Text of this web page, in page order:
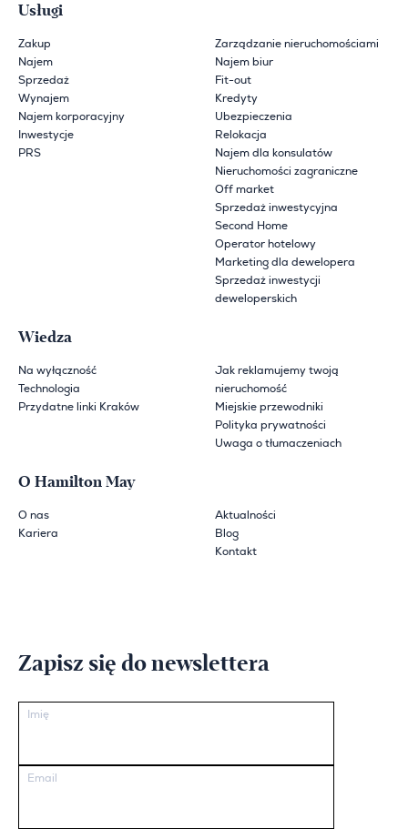
Usługi
Zakup
Najem
Sprzedaż
Wynajem
Najem korporacyjny
Inwestycje
PRS
Zarządzanie nieruchomościami
Najem biur
Fit-out
Kredyty
Ubezpieczenia
Relokacja
Najem dla konsulatów
Nieruchomości zagraniczne
Off market
Sprzedaż inwestycyjna
Second Home
Operator hotelowy
Marketing dla dewelopera
Sprzedaż inwestycji
deweloperskich
Wiedza
Na wyłączność
Technologia
Przydatne linki Kraków
Jak reklamujemy twoją
nieruchomość
Miejskie przewodniki
Polityka prywatności
Uwaga o tłumaczeniach
O Hamilton May
O nas
Kariera
Aktualności
Blog
Kontakt
Zapisz się do newslettera
Imię
Email